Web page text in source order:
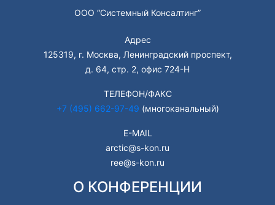
ООО “Системный Консалтинг”
Адрес
125319, г. Москва, Ленинградский проспект,
д. 64, стр. 2, офис 724-Н
ТЕЛЕФОН/ФАКС
+7 (495) 662-97-49 (многоканальный)
E-MAIL
arctic@s-kon.ru
ree@s-kon.ru
О КОНФЕРЕНЦИИ